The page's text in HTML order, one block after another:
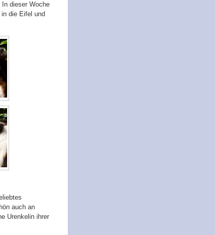
dieser Woche
die Eifel und
auch an
Urenkelin ihrer